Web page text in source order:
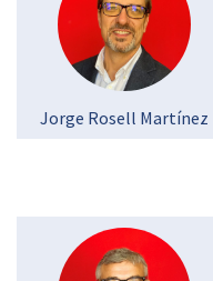
Jorge Rosell Martínez